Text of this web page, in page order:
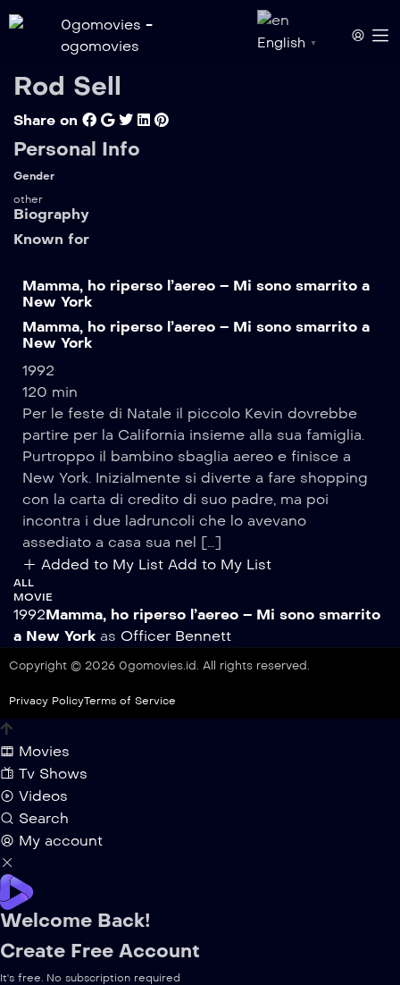
English ▼
Rod Sell
Share on
Personal Info
Gender
other
Biography
Known for
Mamma, ho riperso l’aereo – Mi sono smarrito a
New York
Mamma, ho riperso l’aereo – Mi sono smarrito a
New York
1992
120 min
Per le feste di Natale il piccolo Kevin dovrebbe
partire per la California insieme alla sua famiglia.
Purtroppo il bambino sbaglia aereo e finisce a
New York. Inizialmente si diverte a fare shopping
con la carta di credito di suo padre, ma poi
incontra i due ladruncoli che lo avevano
assediato a casa sua nel […]
Added to My List Add to My List
ALL
MOVIE
1992Mamma, ho riperso l’aereo – Mi sono smarrito
a New York as Officer Bennett
Copyright © 2026 0gomovies.id. All rights reserved.
Privacy PolicyTerms of Service
Movies
Tv Shows
Videos
Search
My account
Welcome Back!
Create Free Account
It's free. No subscription required